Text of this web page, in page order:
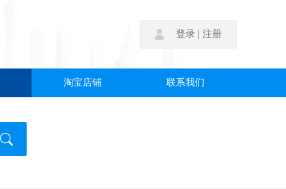
登录 注册
淘宝店铺 联系我们